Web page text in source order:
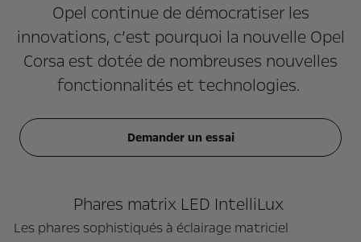
Opel continue de démocratiser les
innovations, c’est pourquoi la nouvelle Opel
Corsa est dotée de nombreuses nouvelles
fonctionnalités et technologies.
Demander un essai
Phares matrix LED IntelliLux
Les phares sophistiqués à éclairage matriciel